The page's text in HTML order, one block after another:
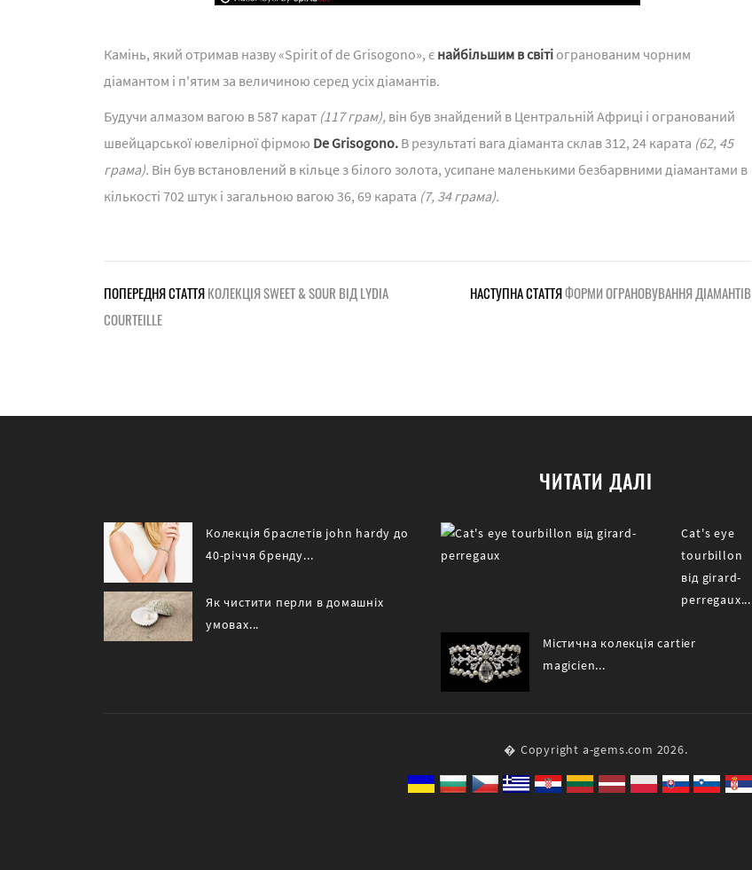
Камінь, який отримав назву «Spirit of de Grisogono», є найбільшим в світіогранованим чорним
діамантом і п'ятим за величиною серед усіх діамантів.
Будучи алмазом вагою в 587 карат (117 грам), він був знайдений в Центральній Африці і огранований
швейцарської ювелірної фірмою De Grisogono. В результаті вага діаманта склав 312, 24 карата (62, 45
грама). Він був встановлений в кільце з білого золота, усипане маленькими безбарвними діамантами в
кількості 702 штук і загальною вагою 36, 69 карата (7, 34 грама).
ПОПЕРЕДНЯ СТАТТЯКОЛЕКЦІЯ SWEET & SOUR ВІД LYDIA
COURTEILLE
НАСТУПНА СТАТТЯФОРМИ ОГРАНОВУВАННЯ ДІАМАНТІВ
ЧИТАТИ ДАЛІ
Колекція браслетів john hardy до
40-річчя бренду...
Як чистити перли в домашніх
умовах...
Cat's eye
tourbillon
від girard-
perregaux...
Містична колекція cartier
magicien...
� Copyright a-gems.com 2026.